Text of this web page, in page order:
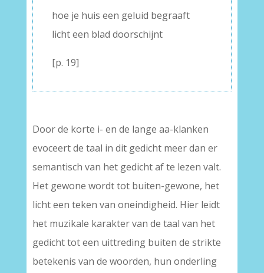
hoe je huis een geluid begraaft
licht een blad doorschijnt
[p. 19]
Door de korte i- en de lange aa-klanken
evoceert de taal in dit gedicht meer dan er
semantisch van het gedicht af te lezen valt.
Het gewone wordt tot buiten-gewone, het
licht een teken van oneindigheid. Hier leidt
het muzikale karakter van de taal van het
gedicht tot een uittreding buiten de strikte
betekenis van de woorden, hun onderling